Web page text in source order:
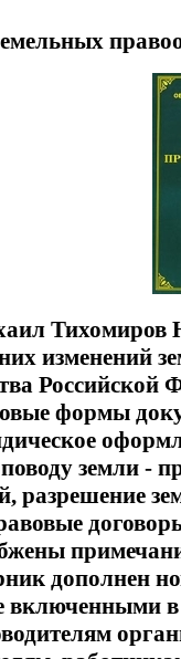
Тихомиров
изменений
формы
земли -
разрешение
дополнен
включенными